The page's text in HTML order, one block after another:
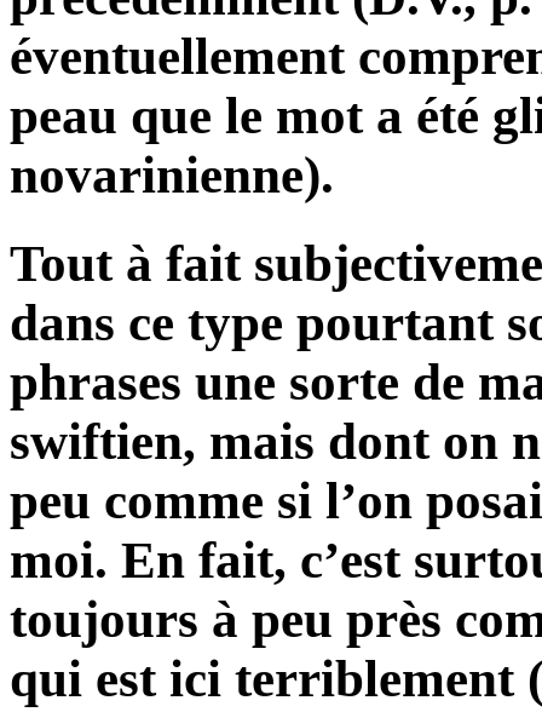
éventuellement
peau que le mot a été
novarinienne).
Tout à fait
dans ce type pourtant
phrases une sorte de
swiftien, mais dont on
peu comme si l’on
moi. En fait, c’est
toujours à peu près
qui est ici terriblement